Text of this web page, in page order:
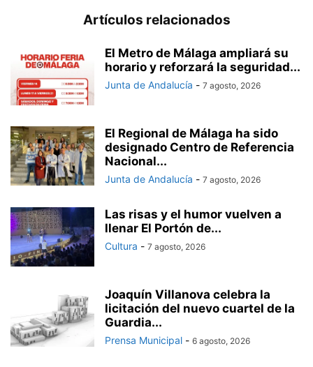
Artículos relacionados
El Metro de Málaga ampliará su
horario y reforzará la seguridad...
Junta de Andalucía - 7 agosto, 2026
El Regional de Málaga ha sido
designado Centro de Referencia
Nacional...
Junta de Andalucía - 7 agosto, 2026
Las risas y el humor vuelven a
llenar El Portón de...
Cultura - 7 agosto, 2026
Joaquín Villanova celebra la
licitación del nuevo cuartel de la
Guardia...
Prensa Municipal - 6 agosto, 2026